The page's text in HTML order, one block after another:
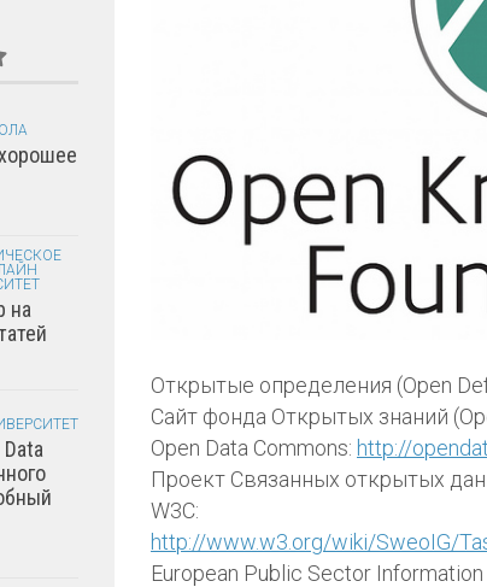
Открытые определения (Open
Сайт фонда Открытых знаний
Open Data Commons: http://
Проект Связанных открытых
W3C:
http://www.w3.org/wiki/SweoIG/
European Public Sector
на